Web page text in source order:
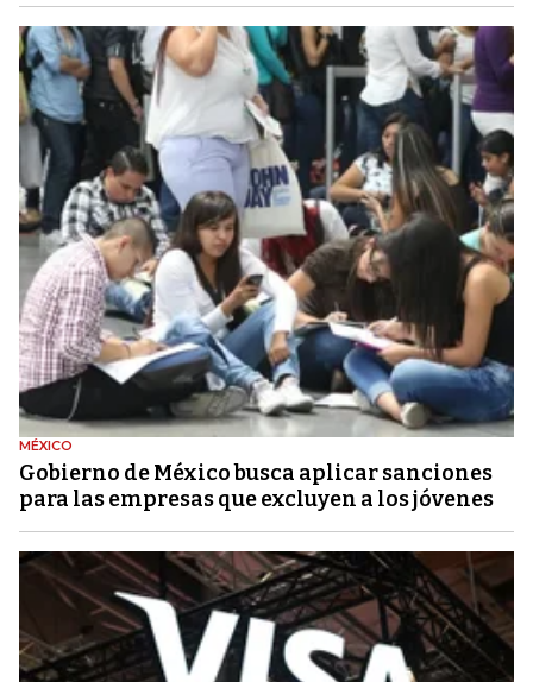
MÉXICO
Gobierno de México busca aplicar sanciones
para las empresas que excluyen a los jóvenes